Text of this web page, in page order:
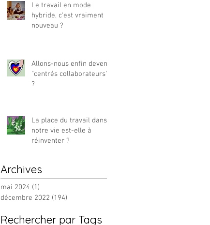
Le travail en mode
hybride, c'est vraiment
nouveau ?
Allons-nous enfin devenir
"centrés collaborateurs"
?
La place du travail dans
notre vie est-elle à
réinventer ?
Archives
mai 2024 (1)
décembre 2022 (194)
Rechercher par Tags